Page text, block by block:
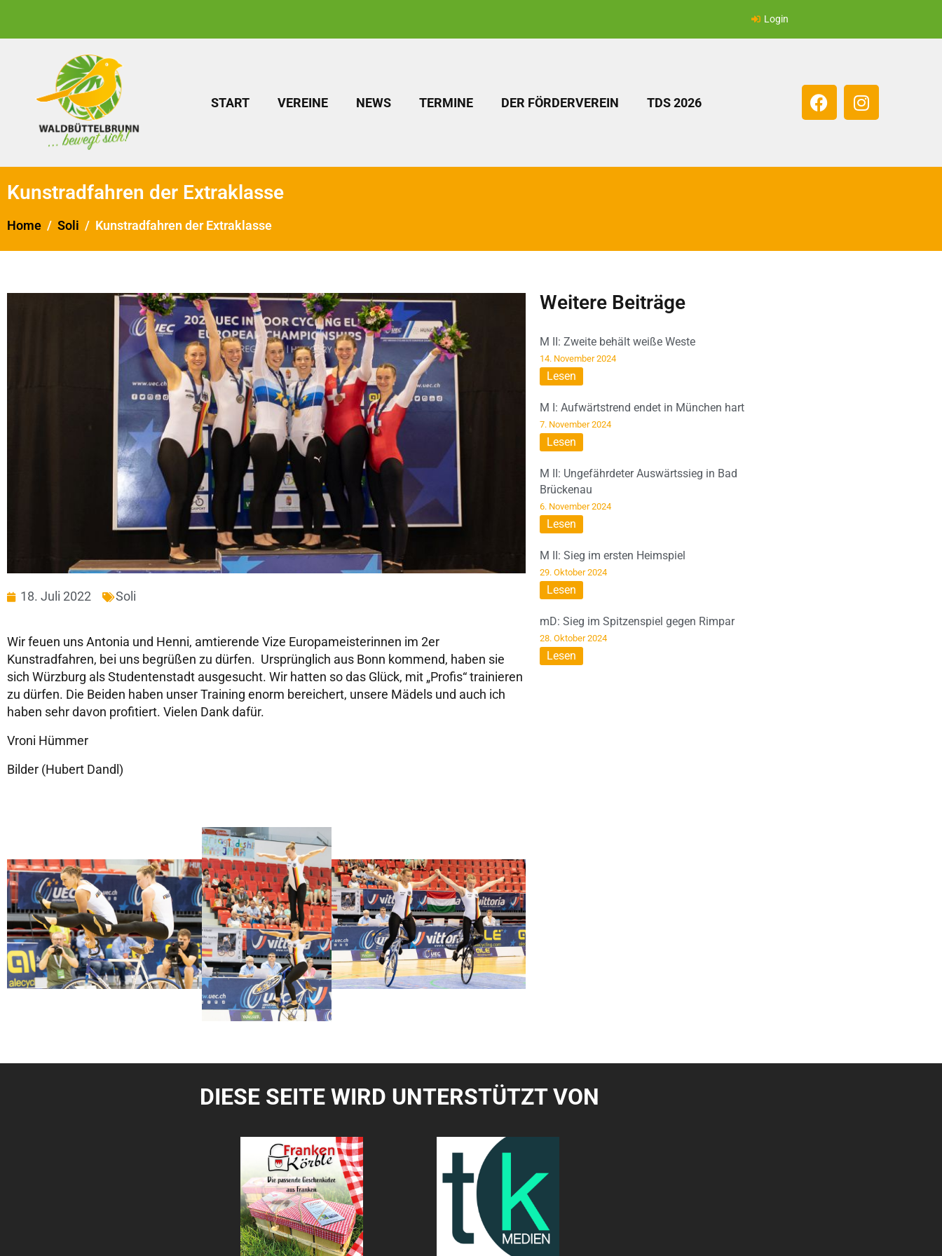
Login
START VEREINE NEWS TERMINE DER FÖRDERVEREIN TDS 2026
Kunstradfahren der Extraklasse
Home Soli Kunstradfahren der Extraklasse
18. Juli 2022 Soli
Wir feuen uns Antonia und Henni, amtierende Vize Europameisterinnen im 2er
Kunstradfahren, bei uns begrüßen zu dürfen. Ursprünglich aus Bonn kommend, haben sie
sich Würzburg als Studentenstadt ausgesucht. Wir hatten so das Glück, mit „Profis“ trainieren
zu dürfen. Die Beiden haben unser Training enorm bereichert, unsere Mädels und auch ich
haben sehr davon profitiert. Vielen Dank dafür.
Vroni Hümmer
Bilder (Hubert Dandl)
Weitere Beiträge
M II: Zweite behält weiße Weste
14. November 2024
Lesen
M I: Aufwärtstrend endet in München hart
7. November 2024
Lesen
M II: Ungefährdeter Auswärtssieg in Bad
Brückenau
6. November 2024
Lesen
M II: Sieg im ersten Heimspiel
29. Oktober 2024
Lesen
mD: Sieg im Spitzenspiel gegen Rimpar
28. Oktober 2024
Lesen
DIESE SEITE WIRD UNTERSTÜTZT VON